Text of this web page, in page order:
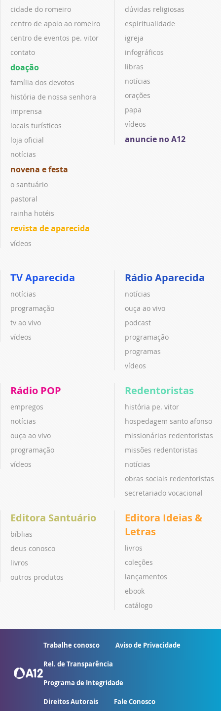
cidade do romeiro
centro de apoio ao romeiro
centro de eventos pe. vitor
contato
doação
família dos devotos
história de nossa senhora
imprensa
locais turísticos
loja oficial
notícias
novena e festa
o santuário
pastoral
rainha hotéis
revista de aparecida
vídeos
dúvidas religiosas
espiritualidade
igreja
infográficos
libras
notícias
orações
papa
vídeos
anuncie no A12
TV Aparecida
notícias
programação
tv ao vivo
vídeos
Rádio Aparecida
notícias
ouça ao vivo
podcast
programação
programas
vídeos
Rádio POP
empregos
notícias
ouça ao vivo
programação
vídeos
Redentoristas
história pe. vitor
hospedagem santo afonso
missionários redentoristas
missões redentoristas
notícias
obras sociais redentoristas
secretariado vocacional
Editora Santuário
bíblias
deus conosco
livros
outros produtos
Editora Ideias &
Letras
livros
coleções
lançamentos
ebook
catálogo
Trabalhe conosco Aviso de Privacidade
Rel. de Transparência
Programa de Integridade
Direitos Autorais Fale Conosco